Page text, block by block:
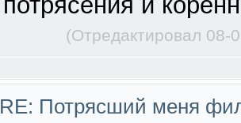
(Отредактировал 08-
RE: Потрясший меня